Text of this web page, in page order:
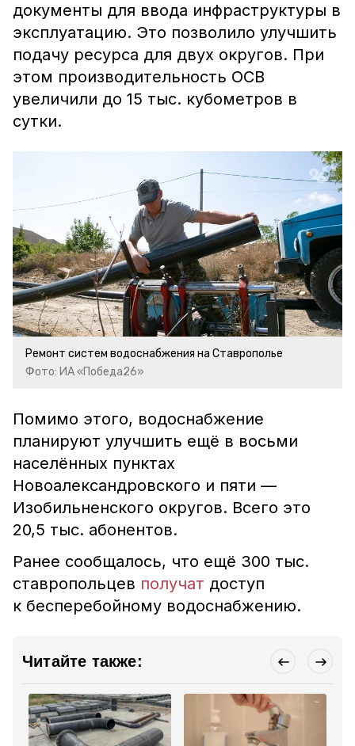
документы для ввода инфраструктуры в
эксплуатацию. Это позволило улучшить
подачу ресурса для двух округов. При
этом производительность ОСВ
увеличили до 15 тыс. кубометров в
сутки.
Ремонт систем водоснабжения на Ставрополье
Фото: ИА «Победа26»
Помимо этого, водоснабжение
планируют улучшить ещё в восьми
населённых пунктах
Новоалександровского и пяти —
Изобильненского округов. Всего это
20,5 тыс. абонентов.
Ранее сообщалось, что ещё 300 тыс.
ставропольцев получат доступ
к бесперебойному водоснабжению.
Читайте также: